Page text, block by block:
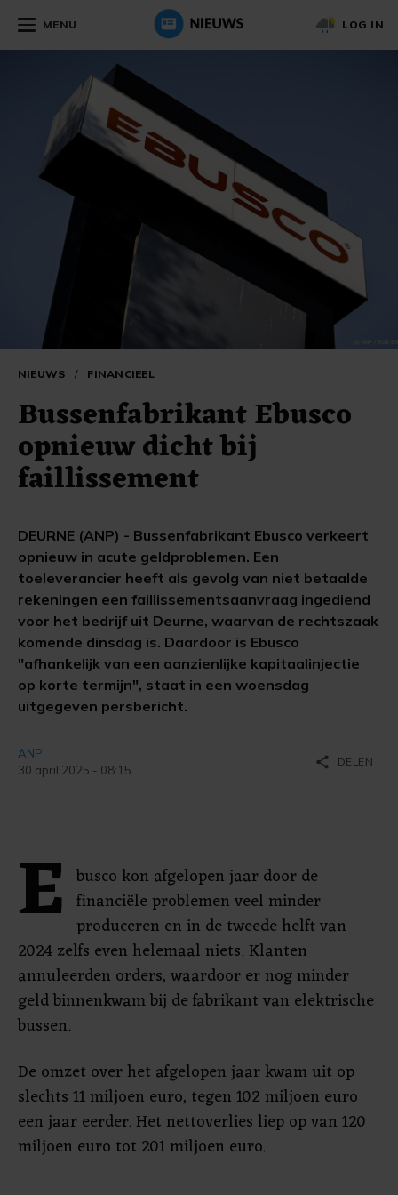
MENU LOG IN
NIEUWS / FINANCIEEL
Bussenfabrikant Ebusco
opnieuw dicht bij
faillissement
DEURNE (ANP) - Bussenfabrikant Ebusco verkeert
opnieuw in acute geldproblemen. Een
toeleverancier heeft als gevolg van niet betaalde
rekeningen een faillissementsaanvraag ingediend
voor het bedrijf uit Deurne, waarvan de rechtszaak
komende dinsdag is. Daardoor is Ebusco
"afhankelijk van een aanzienlijke kapitaalinjectie
op korte termijn", staat in een woensdag
uitgegeven persbericht.
ANP
30 april 2025 - 08:15
share DELEN
E busco kon afgelopen jaar door de
financiële problemen veel minder
produceren en in de tweede helft van
2024 zelfs even helemaal niets. Klanten
annuleerden orders, waardoor er nog minder
geld binnenkwam bij de fabrikant van elektrische
bussen.
De omzet over het afgelopen jaar kwam uit op
slechts 11 miljoen euro, tegen 102 miljoen euro
een jaar eerder. Het nettoverlies liep op van 120
miljoen euro tot 201 miljoen euro.